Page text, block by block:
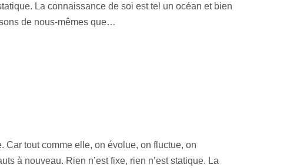
La connaissance de soi est tel un océan et bien
de nous-mêmes que…
Car tout comme elle, on évolue, on fluctue, on
à nouveau. Rien n’est fixe, rien n’est statique. La